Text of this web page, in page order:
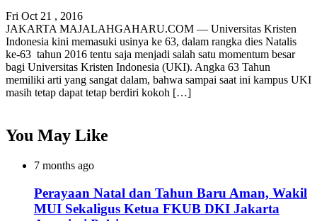
Fri Oct 21 , 2016
JAKARTA MAJALAHGAHARU.COM — Universitas Kristen
Indonesia kini memasuki usinya ke 63, dalam rangka dies Natalis
ke-63 tahun 2016 tentu saja menjadi salah satu momentum besar
bagi Universitas Kristen Indonesia (UKI). Angka 63 Tahun
memiliki arti yang sangat dalam, bahwa sampai saat ini kampus UKI
masih tetap dapat tetap berdiri kokoh […]
You May Like
7 months ago
Perayaan Natal dan Tahun Baru Aman, Wakil
MUI Sekaligus Ketua FKUB DKI Jakarta